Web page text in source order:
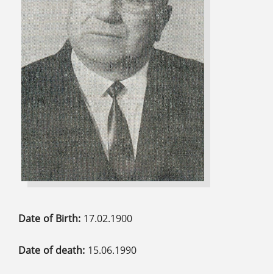
Date of Birth: 17.02.1900
Date of death: 15.06.1990